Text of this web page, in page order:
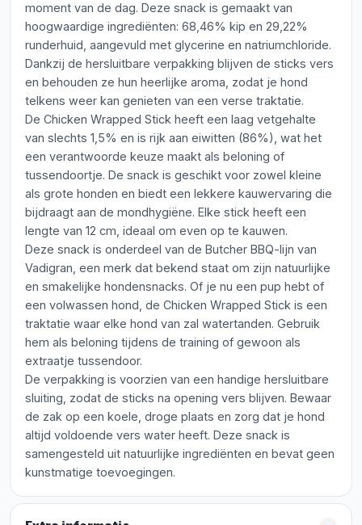
moment van de dag. Deze snack is gemaakt van
hoogwaardige ingrediënten: 68,46% kip en 29,22%
runderhuid, aangevuld met glycerine en natriumchloride.
Dankzij de hersluitbare verpakking blijven de sticks vers
en behouden ze hun heerlijke aroma, zodat je hond
telkens weer kan genieten van een verse traktatie.
De Chicken Wrapped Stick heeft een laag vetgehalte
van slechts 1,5% en is rijk aan eiwitten (86%), wat het
een verantwoorde keuze maakt als beloning of
tussendoortje. De snack is geschikt voor zowel kleine
als grote honden en biedt een lekkere kauwervaring die
bijdraagt aan de mondhygiëne. Elke stick heeft een
lengte van 12 cm, ideaal om even op te kauwen.
Deze snack is onderdeel van de Butcher BBQ-lijn van
Vadigran, een merk dat bekend staat om zijn natuurlijke
en smakelijke hondensnacks. Of je nu een pup hebt of
een volwassen hond, de Chicken Wrapped Stick is een
traktatie waar elke hond van zal watertanden. Gebruik
hem als beloning tijdens de training of gewoon als
extraatje tussendoor.
De verpakking is voorzien van een handige hersluitbare
sluiting, zodat de sticks na opening vers blijven. Bewaar
de zak op een koele, droge plaats en zorg dat je hond
altijd voldoende vers water heeft. Deze snack is
samengesteld uit natuurlijke ingrediënten en bevat geen
kunstmatige toevoegingen.